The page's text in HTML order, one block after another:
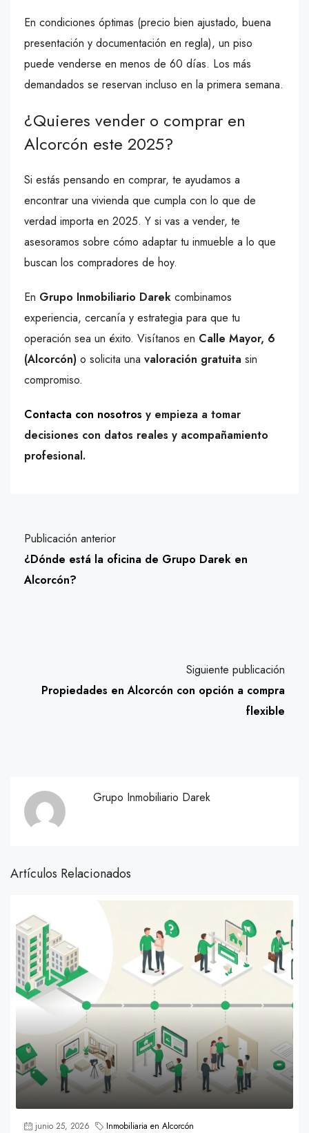
En condiciones óptimas (precio bien ajustado, buena
presentación y documentación en regla), un piso
puede venderse en menos de 60 días. Los más
demandados se reservan incluso en la primera semana.
¿Quieres vender o comprar en
Alcorcón este 2025?
Si estás pensando en comprar, te ayudamos a
encontrar una vivienda que cumpla con lo que de
verdad importa en 2025. Y si vas a vender, te
asesoramos sobre cómo adaptar tu inmueble a lo que
buscan los compradores de hoy.
En Grupo Inmobiliario Darek combinamos
experiencia, cercanía y estrategia para que tu
operación sea un éxito. Visítanos en Calle Mayor, 6
(Alcorcón) o solicita una valoración gratuita sin
compromiso.
Contacta con nosotros y empieza a tomar
decisiones con datos reales y acompañamiento
profesional.
Publicación anterior
¿Dónde está la oficina de Grupo Darek en
Alcorcón?
Siguiente publicación
Propiedades en Alcorcón con opción a compra
flexible
Grupo Inmobiliario Darek
Artículos Relacionados
junio 25, 2026 Inmobiliaria en Alcorcón